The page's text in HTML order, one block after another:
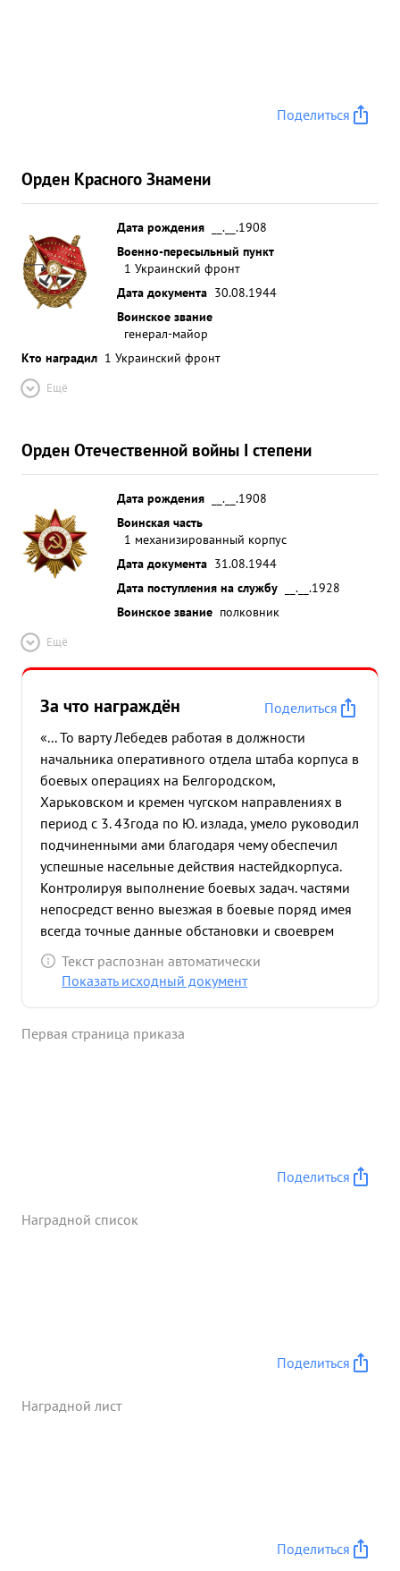
Поделиться
Орден Красного Знамени
Дата рождения
__.__.1908
Военно-пересыльный пункт
1 Украинский фронт
Дата документа 30.08.1944
Воинское звание
генерал-майор
Кто наградил 1 Украинский фронт
Ещё
Орден Отечественной войны I степени
Дата рождения
__.__.1908
Воинская часть
1 механизированный корпус
Дата документа 31.08.1944
Дата поступления на службу
__.__.1928
Воинское звание полковник
Ещё
За что награждён
Поделиться
«... То варту Лебедев работая в должности
начальника оперативного отдела штаба корпуса в
боевых операциях на Белгородском,
Харьковском и кремен чугском направлениях в
период с 3. 43года по Ю. излада, умело руководил
подчиненными ами благодаря чему обеспечил
успешные насельные действия настейдкорпуса.
Контролируя выполнение боевых задач. частями
непосредст венно выезжая в боевые поряд имея
всегда точные данные обстановки и своеврем
енно мируя командов ание и выше стоящие
штабы спасоб вовал выполнению боевых
огонь прош ивника, но своевременно и умело
Текст распознан автоматически
Показать исходный документ
Первая страница приказа
Поделиться
Наградной список
Поделиться
Наградной лист
Поделиться